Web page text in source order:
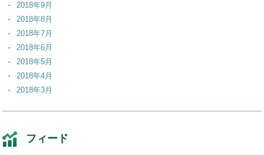
2018年9月
2018年8月
2018年7月
2018年6月
2018年5月
2018年4月
2018年3月
2017年12月
2017年11月
フィード